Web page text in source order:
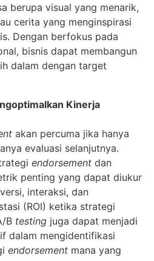
berupa visual yang menarik,
cerita yang menginspirasi
Dengan berfokus pada
bisnis dapat membangun
dalam dengan target
Kinerja
akan percuma jika hanya
evaluasi selanjutnya.
endorsement dan
penting yang dapat diukur
interaksi, dan
(ROI) ketika strategi
B testingjuga dapat menjadi
dalam mengidentifikasi
endorsement mana yang